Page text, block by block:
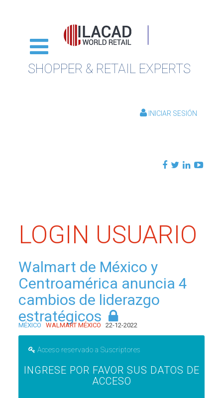
SHOPPER & RETAIL EXPERTS
INICIAR SESIÓN
LOGIN USUARIO
Walmart de México y
Centroamérica anuncia 4
cambios de liderazgo
estratégicos
MÉXICO WALMART MÉXICO 22-12-2022
Acceso reservado a Suscriptores
INGRESE POR FAVOR SUS DATOS DE
ACCESO